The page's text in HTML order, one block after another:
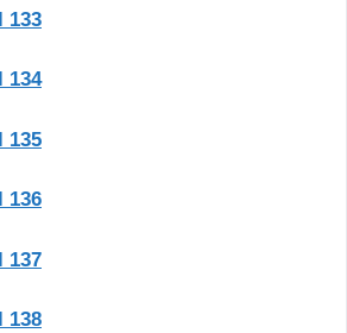
133
134
135
136
137
138